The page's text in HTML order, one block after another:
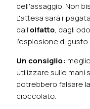
dell'assaggio. Non
L'attesa sarà
dall'olfatto, dagli
l'esplosione di gusto.
Un consiglio:
utilizzare sulle mani
potrebbero falsare
cioccolato.